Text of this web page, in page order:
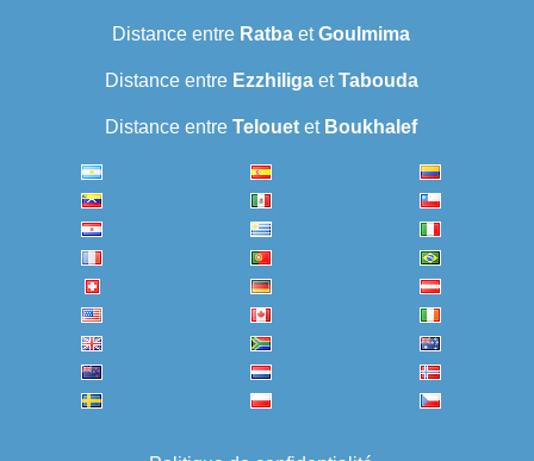
Distance entre Ratba etGoulmima
Distance entre EzzhiligaetTabouda
Distance entre Telouet et Boukhalef